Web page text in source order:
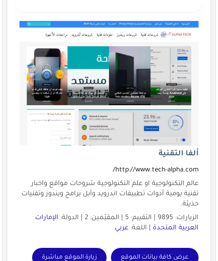
ألفا التقنية
http://www.tech-alpha.com/
عالم التكنولوجية او علم التكنولوجية شروحات مواقع واخبار
تقنية يومية أدوات تطبيقات اندرويد وأبل برامج ويندوز وتقنيات
حذيثة.
الزيارات: 9895 | التقييم: 5 | المقيّمين: 2 | الدولة:
الإمارات
العربية المتحدة| اللغة: عربي
عرض كافة بيانات الموقع زيارة الموقع مباشرة